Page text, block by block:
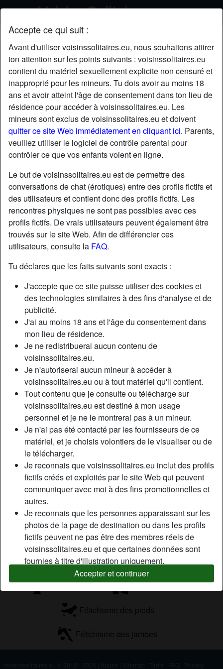
Accepte ce qui suit :
Avant d'utiliser voisinssolitaires.eu, nous souhaitons attirer
ton attention sur les points suivants : voisinssolitaires.eu
contient du matériel sexuellement explicite non censuré et
inapproprié pour les mineurs. Tu dois avoir au moins 18
ans et avoir atteint l'âge de consentement dans ton lieu de
résidence pour accéder à voisinssolitaires.eu. Les
mineurs sont exclus de voisinssolitaires.eu et doivent
quitter ce site Web immédiatement en cliquant ici. Parents,
veuillez utiliser le logiciel de contrôle parental pour
contrôler ce que vos enfants voient en ligne.
Le but de voisinssolitaires.eu est de permettre des
conversations de chat (érotiques) entre des profils fictifs et
des utilisateurs et contient donc des profils fictifs. Les
rencontres physiques ne sont pas possibles avec ces
profils fictifs. De vrais utilisateurs peuvent également être
trouvés sur le site Web. Afin de différencier ces
utilisateurs, consulte la FAQ.
Tu déclares que les faits suivants sont exacts :
J'accepte que ce site puisse utiliser des cookies et
des technologies similaires à des fins d'analyse et de
publicité.
J'ai au moins 18 ans et l'âge du consentement dans
mon lieu de résidence.
Je ne redistribuerai aucun contenu de
voisinssolitaires.eu.
Je n'autoriserai aucun mineur à accéder à
voisinssolitaires.eu ou à tout matériel qu'il contient.
Tout contenu que je consulte ou télécharge sur
voisinssolitaires.eu est destiné à mon usage
personnel et je ne le montrerai pas à un mineur.
Je n'ai pas été contacté par les fournisseurs de ce
matériel, et je choisis volontiers de le visualiser ou de
le télécharger.
Je reconnais que voisinssolitaires.eu inclut des profils
fictifs créés et exploités par le site Web qui peuvent
communiquer avec moi à des fins promotionnelles et
autres.
Je reconnais que les personnes apparaissant sur les
photos de la page de destination ou dans les profils
fictifs peuvent ne pas être des membres réels de
voisinssolitaires.eu et que certaines données sont
fournies à titre d'illustration uniquement.
Je reconnais que voisinssolitaires.eu n'enquête pas
sur les antécédents de ses membres et que le site
Web ne tente pas autrement de vérifier l'exactitude
des déclarations faites par ses membres.
Accepter et continuer
bigtchoa06's profil
starAjouter chatDiscuter !
Nickname:
Âge:
61
Département:
Alpes-Maritimes
Sexe:
Relation:
Marié(e)
Taille:
Poids:
91 Kg
Épilé(e):
Description
N'a pas encore saisi de description
Cherche
Femme, 36-54, 55+
Tags
Massage Fellation Romantique
Regarder du porno Jouets sexuels
Branlette Mamie sexe Lingerie
Cuir Latex Anal
Sans préservatif Gorge profonde
Fétichisme des pieds
Fétichisme des jambes